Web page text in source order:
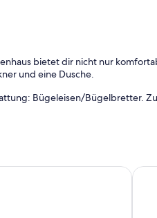
bietet dir nicht nur
und eine Dusche.
Bügeleisen/Bügelbretter.
für 4 Personen